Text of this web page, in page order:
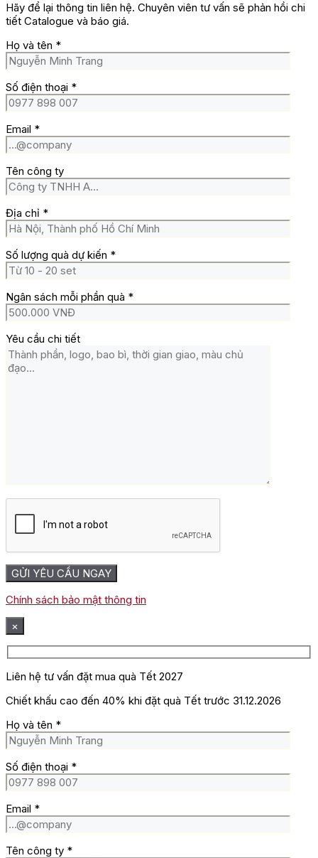
Hãy để lại thông tin liên hệ. Chuyên viên tư vấn sẽ phản hồi chi
tiết Catalogue và báo giá.
Họ và tên *
Số điện thoại *
Email *
Tên công ty
Địa chỉ *
Số lượng quà dự kiến *
Ngân sách mỗi phần quà *
Yêu cầu chi tiết
Chính sách bảo mật thông tin
×
Liên hệ tư vấn đặt mua quà Tết 2027
Chiết khấu cao đến 40% khi đặt quà Tết trước 31.12.2026
Họ và tên *
Số điện thoại *
Email *
Tên công ty *